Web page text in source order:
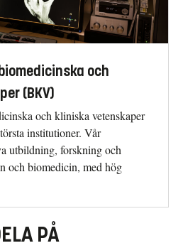
och
(BKV)
och kliniska vetenskaper
institutioner. Vår
utbildning, forskning och
och biomedicin, med hög
PÅ